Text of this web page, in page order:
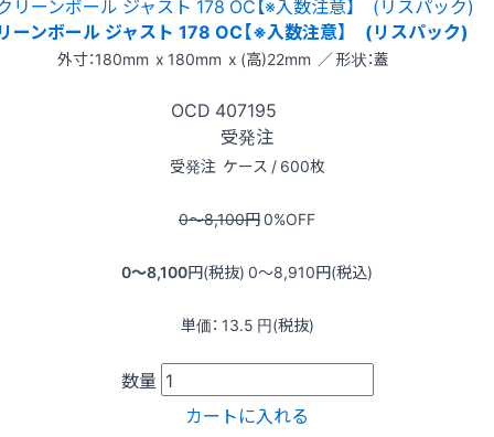
ーンボール ジャスト 178 OC【※入数注意】 (リスパック)
外寸：180mm x 180mm x (高)22mm ／ 形状：蓋
OCD 407195
受発注
受発注 ケース / 600枚
0〜8,100円0%OFF
0〜8,100円(税抜) 0〜8,910円(税込)
単価： 13.5 円(税抜)
数量
カートに入れる